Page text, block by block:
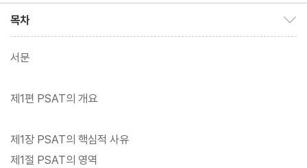
을 측정한다. 자료해석영역의 경우는 기본적으로 조사방법론과 통
계적 기법에 의해 생산 또는 수집된 자료와 텍스트를 대상으로 자료
막으로 상황판단영역은 정부의 역할과 관련하여 정책의 형성과 집
해결을 위한 선택·결정의 판단능력을 측정한다.
목차
서문
제1편 PSAT의 개요
제1장 PSAT의 핵심적 사유
제1절 PSAT의 영역